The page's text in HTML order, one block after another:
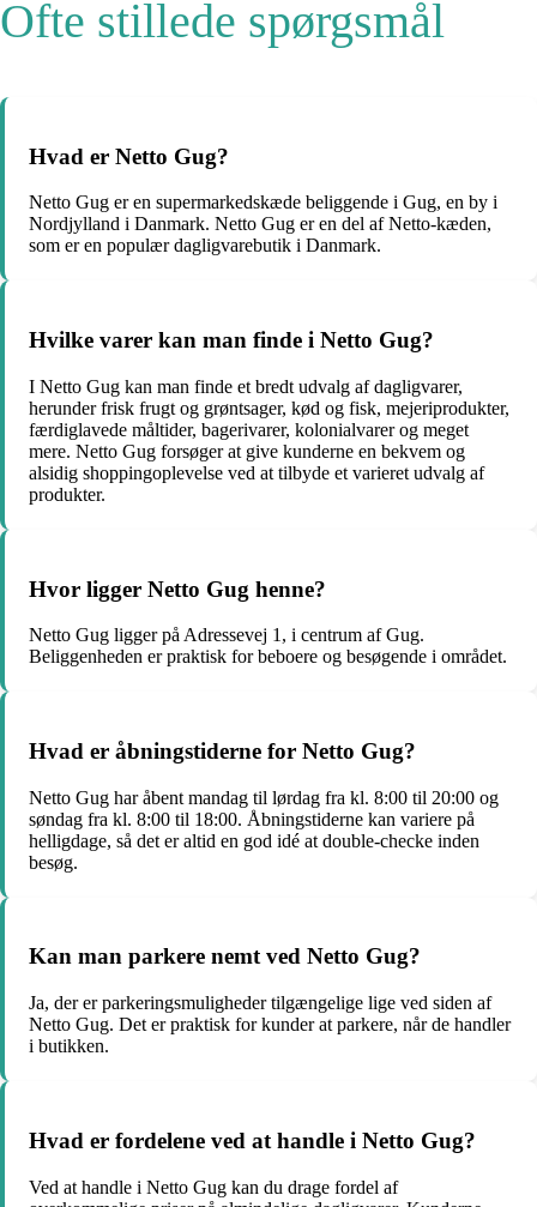
Ofte stillede spørgsmål
Hvad er Netto Gug?
Netto Gug er en supermarkedskæde beliggende i Gug, en by i
Nordjylland i Danmark. Netto Gug er en del af Netto-kæden,
som er en populær dagligvarebutik i Danmark.
Hvilke varer kan man finde i Netto Gug?
I Netto Gug kan man finde et bredt udvalg af dagligvarer,
herunder frisk frugt og grøntsager, kød og fisk, mejeriprodukter,
færdiglavede måltider, bagerivarer, kolonialvarer og meget
mere. Netto Gug forsøger at give kunderne en bekvem og
alsidig shoppingoplevelse ved at tilbyde et varieret udvalg af
produkter.
Hvor ligger Netto Gug henne?
Netto Gug ligger på Adressevej 1, i centrum af Gug.
Beliggenheden er praktisk for beboere og besøgende i området.
Hvad er åbningstiderne for Netto Gug?
Netto Gug har åbent mandag til lørdag fra kl. 8:00 til 20:00 og
søndag fra kl. 8:00 til 18:00. Åbningstiderne kan variere på
helligdage, så det er altid en god idé at double-checke inden
besøg.
Kan man parkere nemt ved Netto Gug?
Ja, der er parkeringsmuligheder tilgængelige lige ved siden af
Netto Gug. Det er praktisk for kunder at parkere, når de handler
i butikken.
Hvad er fordelene ved at handle i Netto Gug?
Ved at handle i Netto Gug kan du drage fordel af